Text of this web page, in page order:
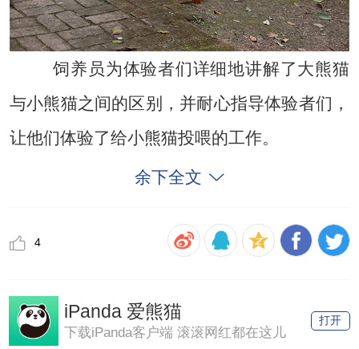
饲养员为体验者们详细地讲解了大熊猫
与小熊猫之间的区别，并耐心指导体验者们，
让他们体验了给小熊猫投喂的工作。
余下全文
4
iPanda 爱熊猫
下载iPanda客户端 滚滚网红都在这儿
打开